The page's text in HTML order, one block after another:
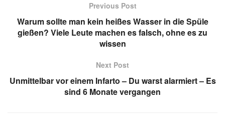
Previous Post
Warum sollte man kein heißes Wasser in die Spüle
gießen? Viele Leute machen es falsch, ohne es zu
wissen
Next Post
Unmittelbar vor einem Infarto – Du warst alarmiert – Es
sind 6 Monate vergangen